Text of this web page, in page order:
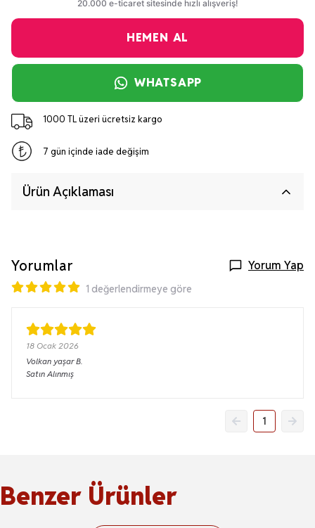
HEMEN AL
WHATSAPP
1000 TL üzeri ücretsiz kargo
7 gün içinde iade değişim
Ürün Açıklaması
Yorumlar Yorum Yap
1 değerlendirmeye göre
18 Ocak 2026
Volkan yaşarB.
Satın Alınmış
1
Benzer Ürünler